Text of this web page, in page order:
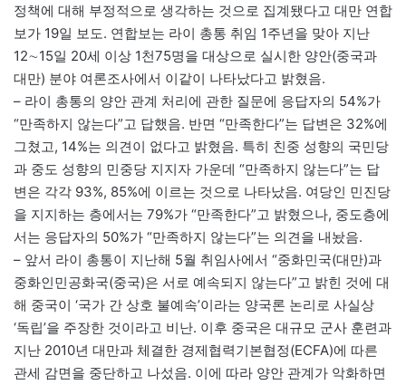
정책에 대해 부정적으로 생각하는 것으로 집계됐다고 대만 연합
보가 19일 보도. 연합보는 라이 총통 취임 1주년을 맞아 지난
12∼15일 20세 이상 1천75명을 대상으로 실시한 양안(중국과
대만) 분야 여론조사에서 이같이 나타났다고 밝혔음.
– 라이 총통의 양안 관계 처리에 관한 질문에 응답자의 54%가
“만족하지 않는다”고 답했음. 반면 “만족한다”는 답변은 32%에
그쳤고, 14%는 의견이 없다고 밝혔음. 특히 친중 성향의 국민당
과 중도 성향의 민중당 지지자 가운데 “만족하지 않는다”는 답
변은 각각 93%, 85%에 이르는 것으로 나타났음. 여당인 민진당
을 지지하는 층에서는 79%가 “만족한다”고 밝혔으나, 중도층에
서는 응답자의 50%가 “만족하지 않는다”는 의견을 내놨음.
– 앞서 라이 총통이 지난해 5월 취임사에서 “중화민국(대만)과
중화인민공화국(중국)은 서로 예속되지 않는다”고 밝힌 것에 대
해 중국이 ‘국가 간 상호 불예속’이라는 양국론 논리로 사실상
‘독립’을 주장한 것이라고 비난. 이후 중국은 대규모 군사 훈련과
지난 2010년 대만과 체결한 경제협력기본협정(ECFA)에 따른
관세 감면을 중단하고 나섰음. 이에 따라 양안 관계가 악화하면